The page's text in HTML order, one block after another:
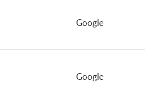
Google
Google